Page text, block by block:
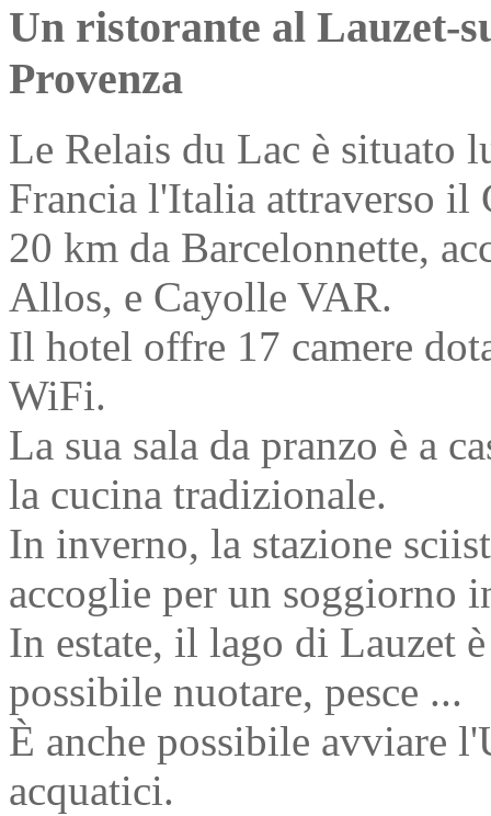
Un ristorante al Lauzet-
Provenza
Le Relais du Lac è situato
Francia l'Italia attraverso il
20 km da Barcelonnette,
Allos, e Cayolle VAR.
Il hotel offre 17 camere
WiFi.
La sua sala da pranzo è a
la cucina tradizionale.
In inverno, la stazione
accoglie per un soggiorno
In estate, il lago di Lauzet
possibile nuotare, pesce ...
È anche possibile avviare
acquatici.